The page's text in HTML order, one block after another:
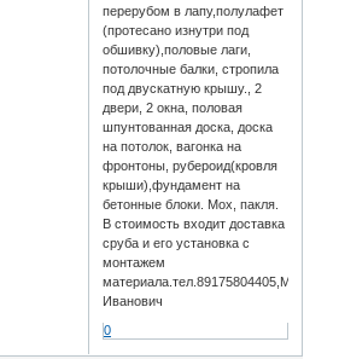
перерубом в лапу,полулафет
(протесано изнутри под
обшивку),половые лаги,
потолочные балки, стропила
под двускатную крышу., 2
двери, 2 окна, половая
шпунтованная доска, доска
на потолок, вагонка на
фронтоны, рубероид(кровля
крыши),фундамент на
бетонные блоки. Мох, пакля.
В стоимость входит доставка
сруба и его установка с
монтажем
материала.тел.89175804405,Михаил
Иванович
0